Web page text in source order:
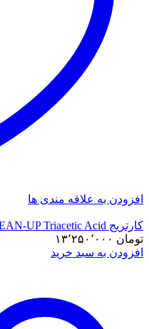
افزودن به علاقه مندی ها
کارتریج CLEAN-UP Triacetic Acid
تومان
افزودن به سبد خرید